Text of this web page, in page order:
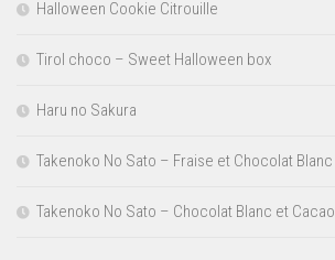
Halloween Cookie Citrouille
Tirol choco – Sweet Halloween box
Haru no Sakura
Takenoko No Sato – Fraise et Chocolat Blanc
Takenoko No Sato – Chocolat Blanc et Cacao